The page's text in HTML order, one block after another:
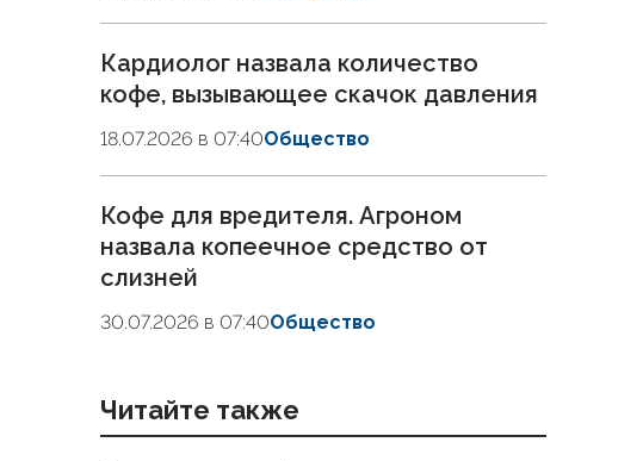
Кардиолог назвала количество
кофе, вызывающее скачок давления
18.07.2026 в 07:40Общество
Кофе для вредителя. Агроном
назвала копеечное средство от
слизней
30.07.2026 в 07:40Общество
Читайте также